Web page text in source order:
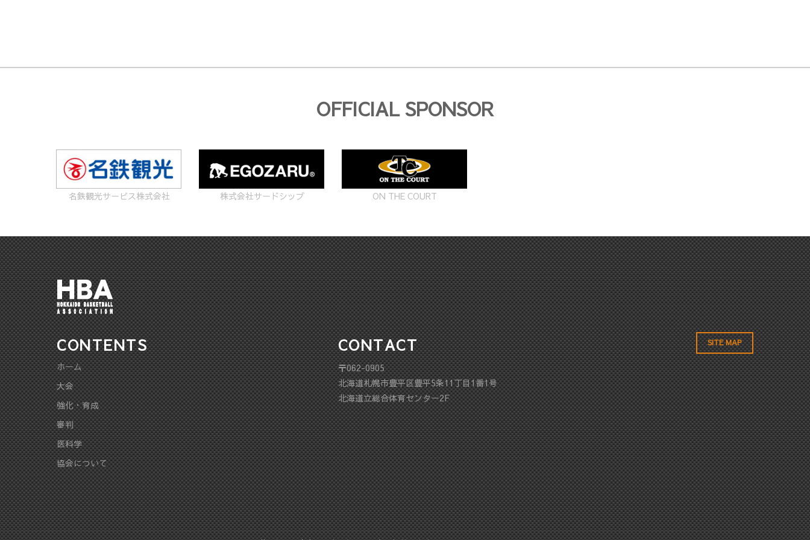
OFFICIAL SPONSOR
名鉄観光サービス株式会社 株式会社サードシップ ON THE COURT
CONTENTS
ホーム
大会
強化・育成
審判
医科学
協会について
CONTACT
〒062-0905
北海道札幌市豊平区豊平5条11丁目1番1号
北海道立総合体育センター2F
SITE MAP